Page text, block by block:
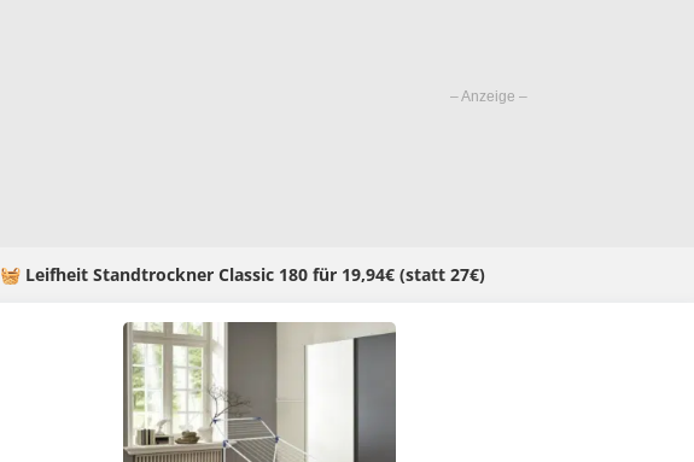
🧺 Leifheit Standtrockner Classic 180 für 19,94€ (statt 27€)